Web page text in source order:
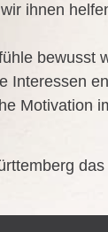
ihnen
bewusst
Inter­es­sen
Moti­va­ti­on